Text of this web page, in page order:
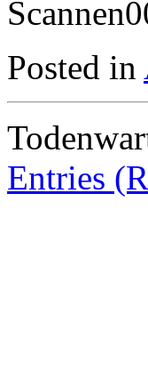
Posted in
Entries